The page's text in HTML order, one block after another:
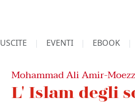
USCITE EVENTI EBOOK
Mohammad Ali Amir-
L' Islam degli